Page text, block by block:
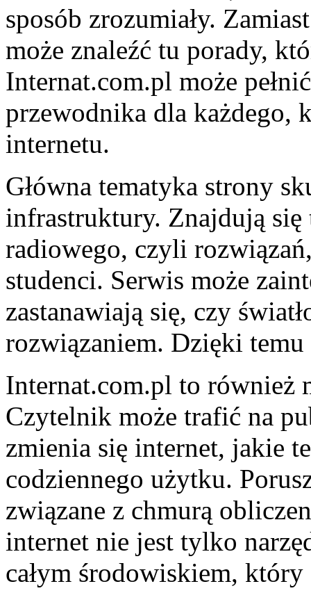
sposób zrozumiały.
może znaleźć tu porady,
Internat.com.pl może
przewodnika dla każdego,
internetu.
Główna tematyka strony
infrastruktury. Znajdują się
radiowego, czyli
studenci. Serwis może
zastanawiają się, czy
rozwiązaniem. Dzięki
Internat.com.pl to również
Czytelnik może trafić na
zmienia się internet, jakie
codziennego użytku.
związane z chmurą
internet nie jest tylko
całym środowiskiem,